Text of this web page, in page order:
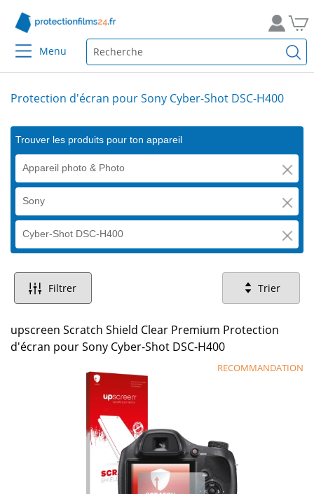
Menu
Protection d'écran pour Sony Cyber-Shot DSC-H400
Trouver les produits pour ton appareil
Appareil photo & Photo
Sony
Cyber-Shot DSC-H400
Filtrer Trier
upscreen Scratch Shield Clear Premium Protection
d'écran pour Sony Cyber-Shot DSC-H400
RECOMMANDATION